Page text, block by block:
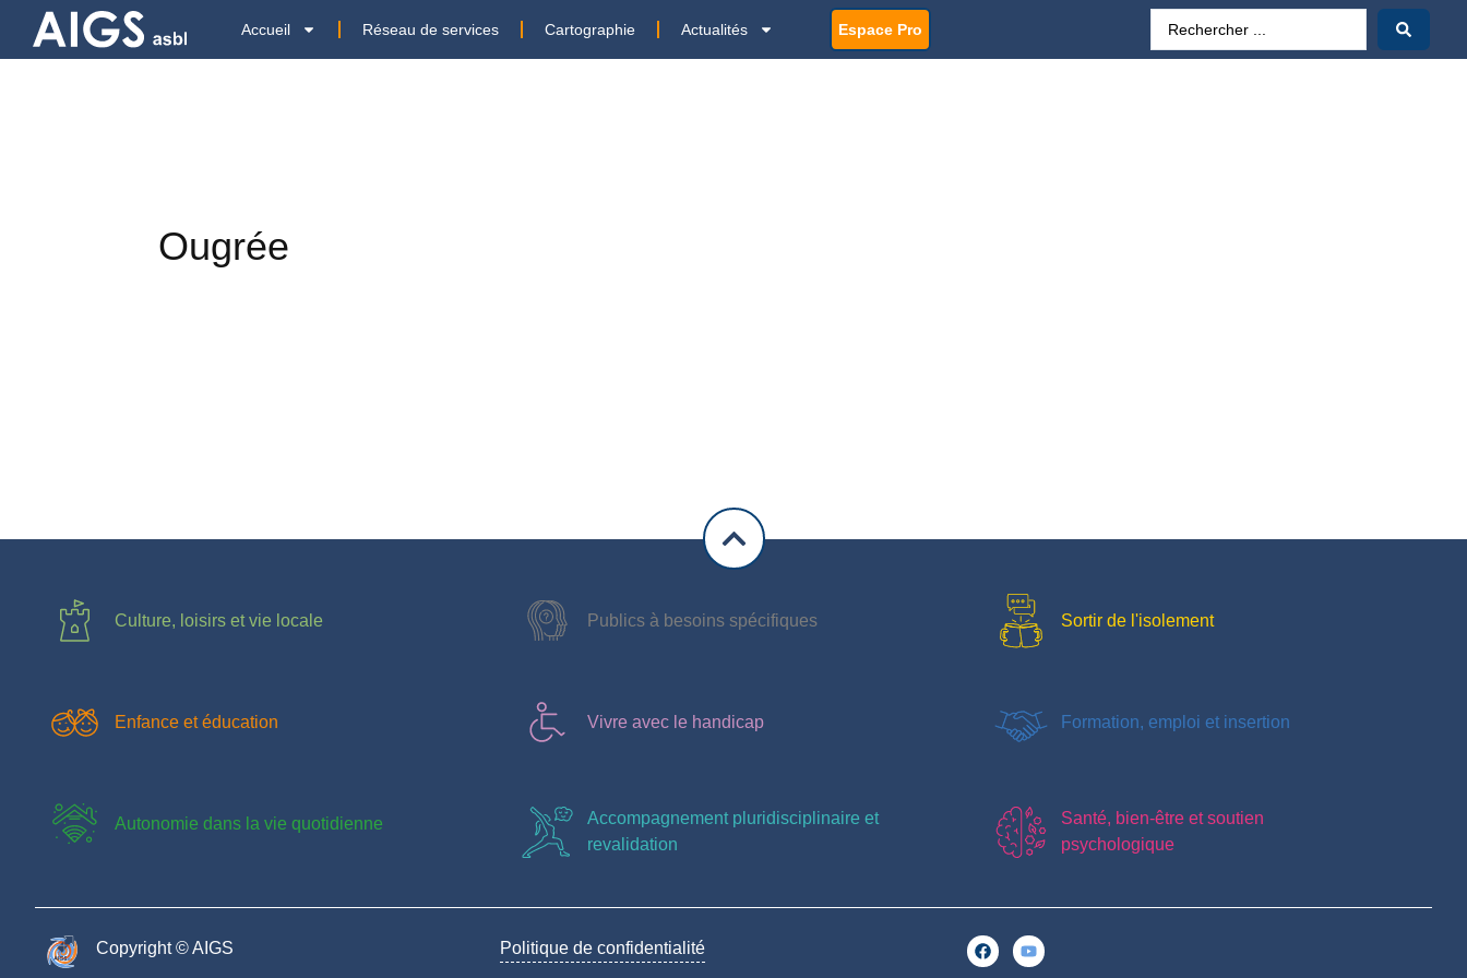
Accueil Réseau de services Cartographie Actualités Espace Pro
Ougrée
Culture, loisirs et vie locale Publics à besoins spécifiques Sortir de l'isolement
Enfance et éducation Vivre avec le handicap Formation, emploi et insertion
Autonomie dans la vie quotidienne
Accompagnement pluridisciplinaire et
revalidation
Santé, bien-être et soutien
psychologique
Copyright © AIGS​ Politique de confidentialité